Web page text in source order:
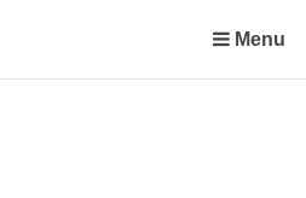
Menu